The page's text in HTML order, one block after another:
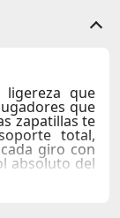
ligereza que
que
zapatillas te
total,
giro con
absoluto del